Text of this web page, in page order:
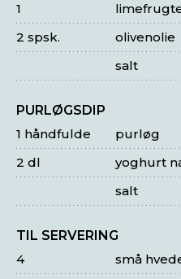
1
olivenolie
2 spsk.
salt
PURLØGSDIP
purløg
1 håndfulde
yoghurt
2 dl
salt
TIL SERVERING
små
4